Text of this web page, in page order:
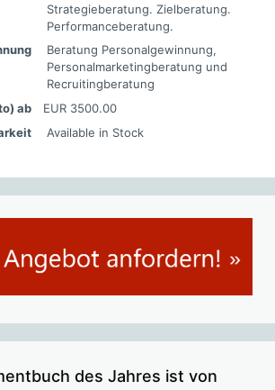
Strategieberatung. Zielberatung.
Performanceberatung.
Beratung Personalgewinnung,
Personalmarketingberatung und
Recruitingberatung
ab
EUR3500.00
Available in Stock
des Jahres ist von